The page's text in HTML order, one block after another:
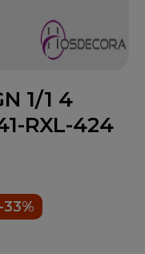
1/1 4
RXL-424
-33%